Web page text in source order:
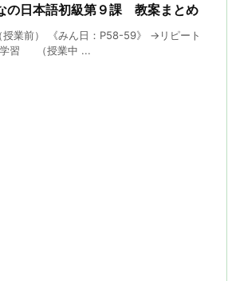
の日本語初級第９課 教案まとめ
授業前） 《みん日：P58-59》 →リピート
習 （授業中 ...